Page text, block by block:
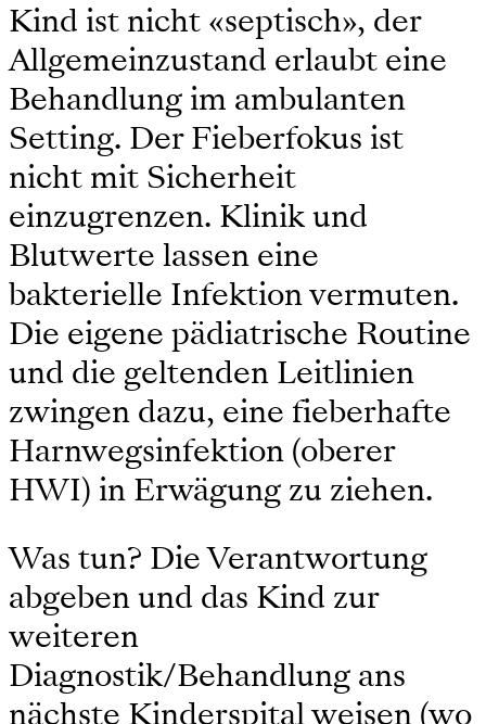
Kind ist nicht «septisch», der
Allgemeinzustand erlaubt eine
Behandlung im ambulanten
Setting. Der Fieberfokus ist
nicht mit Sicherheit
einzugrenzen. Klinik und
Blutwerte lassen eine
bakterielle Infektion vermuten.
Die eigene pädiatrische Routine
und die geltenden Leitlinien
zwingen dazu, eine fieberhafte
Harnwegsinfektion (oberer
HWI) in Erwägung zu ziehen.
Was tun? Die Verantwortung
abgeben und das Kind zur
weiteren
Diagnostik/Behandlung ans
nächste Kinderspital weisen (wo